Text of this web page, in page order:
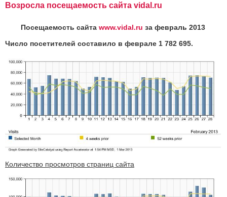
Возросла посещаемость сайта vidal.ru
Посещаемость сайта www.vidal.ru за февраль 2013
Число посетителей составило в феврале 1 782 695.
Количество просмотров страниц сайта